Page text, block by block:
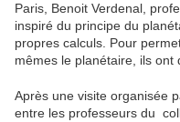
Paris, Benoit Verdenal,
inspiré du principe du
propres calculs. Pour
mêmes le planétaire, ils
Après une visite organisée
entre les professeurs du